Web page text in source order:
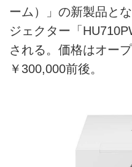
ーム）」の新製品と
ジェクター「
される。価格はオー
￥300,000前後。